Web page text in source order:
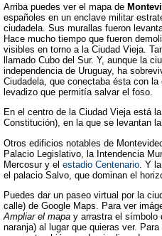
Arriba puedes ver el mapa de
españoles en un enclave militar
ciudadela. Sus murallas fueron
Hace mucho tiempo que fueron
visibles en torno a la Ciudad Vieja.
llamado Cubo del Sur. Y, aunque la
independencia de Uruguay, ha
Ciudadela, que conectaba ésta con
levadizo que permitía salvar el foso.
En el centro de la Ciudad Vieja está
Constitución), en la que se levantan
Otros edificios notables de
Palacio Legislativo, la Intendencia
Mercosur y el estadio Centenario . Y
el palacio Salvo, que dominan el
Puedes dar un paseo virtual por la
calle) de Google Maps. Para ver
Ampliar el mapa y arrastra el símbolo
naranja) al lugar que quieras ver.